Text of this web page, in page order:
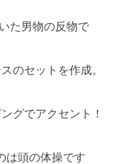
た男物の反物で
のセットを作成。
グでアクセント！
は頭の体操です